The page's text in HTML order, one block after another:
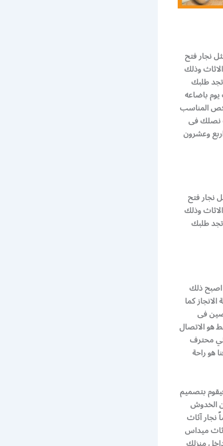
مثل نجار فتح
وذلك
طلبك
باضاعه
المناسب
نصلك فى
وعشرون
مثل نجار فتح
وذلك
طلبك
اصبح ذلك
كما
فى
هو الاتصال
محترف
هو راحة
الأخري فيقوم بتصميم
الخدوش
نجار آثاث
اثاث ميداس